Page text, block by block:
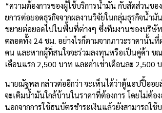
“ความต้องการของผู้ใช้บริการน้ำมัน กับสัดส่วน
ยการต่อยอดธุรกิจจากผลงานวิจัยในกลุ่มธุรกิจน้
ขยายต่อยอดไปในพื้นที่ต่างๆ ซึ่งทีมงานของบริษั
ตลอดทั้ง 24 ชม. อย่างไรก็ตามจากภาวะราคานั้
คน และหากผู้ที่สนใจจะร่วมลงทุนหรือเป็นคู่ค้า ข
เดือนแรก 2,500 บาท และค่าเช่าเดือนละ
นายณัฐพล กล่าวต่ออีกว่า จะเห็นได้ว่าตู้แฮปปี้ออย
จะเติมน้ำมันใกล้บ้านในราคาที่ต้องการ โดยไม่ต้อ
นอกจากการใช้ธนบัตรชำระเงินแล้วยังสามารถใ